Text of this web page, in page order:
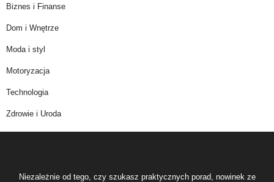
Biznes i Finanse
Dom i Wnętrze
Moda i styl
Motoryzacja
Technologia
Zdrowie i Uroda
Niezależnie od tego, czy szukasz praktycznych porad, nowinek ze